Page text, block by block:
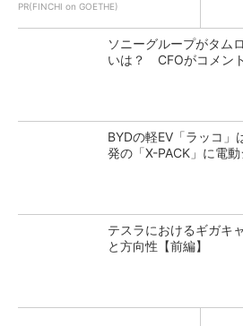
PR(FINCHI on GOETHE)
ソニーグループがタム
いは？ CFOがコメント
BYDの軽EV「ラッコ」
発の「X-PACK」に電
テスラにおけるギガキ
と方向性【前編】